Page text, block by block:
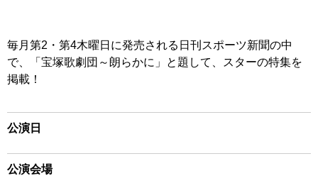
毎月第2・第4木曜日に発売される日刊スポーツ新聞の中
で、「宝塚歌劇団～朗らかに」と題して、スターの特集を
掲載！
公演日
公演会場